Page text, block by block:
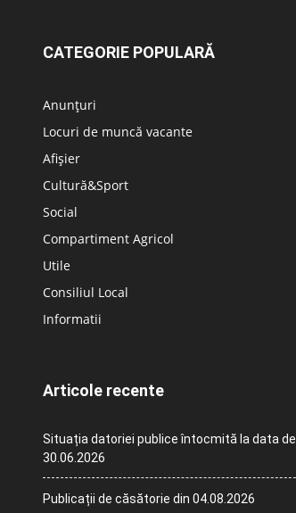
CATEGORIE POPULARĂ
Anunțuri
Locuri de muncă vacante
Afișier
Cultură&Sport
Social
Compartiment Agricol
Utile
Consiliul Local
Informatii
Articole recente
Situația datoriei publice întocmită la data de
30.06.2026
Publicații de căsătorie din 04.08.2026